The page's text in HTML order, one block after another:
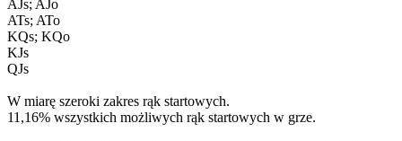
AJs; AJo
ATs; ATo
KQs; KQo
KJs
QJs
W miarę szeroki zakres rąk startowych.
11,16% wszystkich możliwych rąk startowych w grze.